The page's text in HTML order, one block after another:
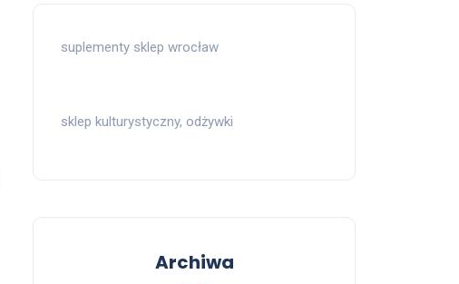
suplementy sklep wrocław
sklep kulturystyczny, odżywki
Archiwa